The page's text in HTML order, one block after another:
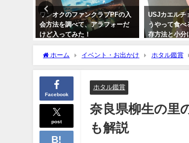
ワンオクのファンクラブPFの入
会方法を調べて、アラフォーだ
けど入ってみた！
USJカエルチ
うやって食べ
存方法と小分
ホーム イベント・お出かけ ホタル鑑賞
Facebook
post
ホタル鑑賞
奈良県柳生の里
も解説